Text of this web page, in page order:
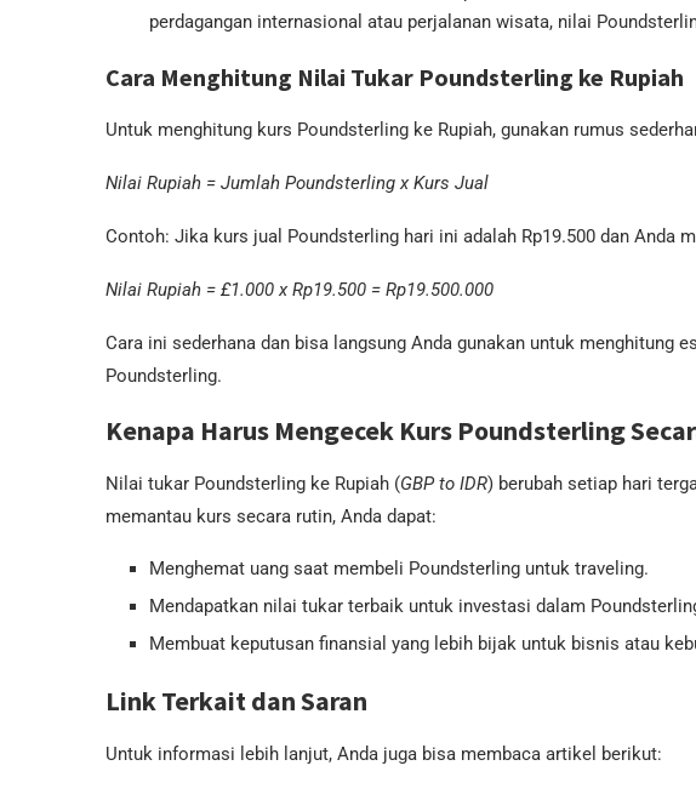
perdagangan internasional atau perjalanan wisata, nilai
Cara Menghitung Nilai Tukar Poundsterling ke Rupiah
Untuk menghitung kurs Poundsterling ke Rupiah, gunakan rumus
Nilai Rupiah = Jumlah Poundsterling x Kurs Jual
Contoh: Jika kurs jual Poundsterling hari ini adalah Rp19.500 dan Anda
Nilai Rupiah = £1.000 x Rp19.500 = Rp19.500.000
Cara ini sederhana dan bisa langsung Anda gunakan untuk menghitung
Poundsterling.
Kenapa Harus Mengecek Kurs Poundsterling
Nilai tukar Poundsterling ke Rupiah (GBP to IDR) berubah setiap hari
memantau kurs secara rutin, Anda dapat:
Menghemat uang saat membeli Poundsterling untuk traveling.
Mendapatkan nilai tukar terbaik untuk investasi dalam
Membuat keputusan finansial yang lebih bijak untuk bisnis atau
Link Terkait dan Saran
Untuk informasi lebih lanjut, Anda juga bisa membaca artikel berikut: